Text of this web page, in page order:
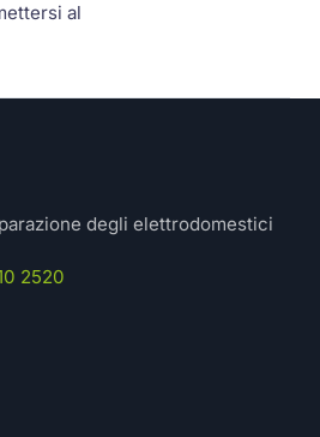
al
degli elettrodomestici
2520